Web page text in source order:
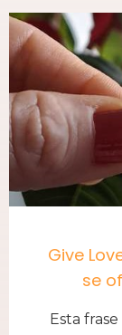
Give
se
Esta